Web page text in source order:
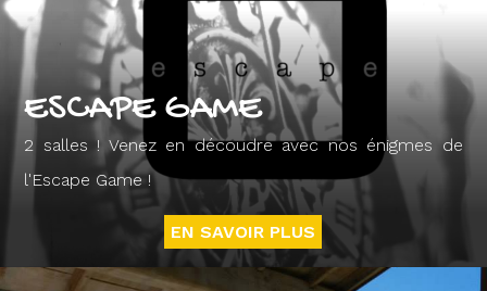
ESCAPE GAME
2 salles ! Venez en découdre avec nos énigmes de
l'Escape Game !
EN SAVOIR PLUS